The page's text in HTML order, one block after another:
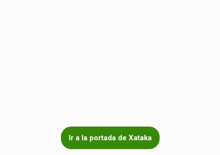
Ir a la portada de Xataka